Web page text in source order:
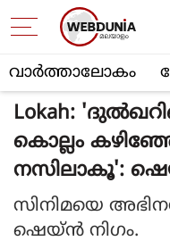
വാര്‍ത്താലോകം
Lokah:
കൊല്ലം
നസിലാകൂ':
സിനിമയെ
ഷെയ്ൻ നിഗം.